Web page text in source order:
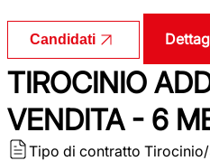
Candidati
TIROCINIO
VENDITA - 6
Tipo di contratto